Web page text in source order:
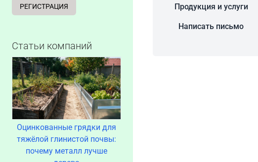
РЕГИСТРАЦИЯ
Статьи компаний
Оцинкованные грядки для
тяжёлой глинистой почвы:
почему металл лучше
Продукция и услуги
Написать письмо